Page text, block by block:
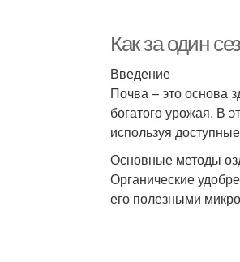
Как за один
Введение
Почва – это основа
богатого урожая. В
используя
Основные методы
Органические
его полезными